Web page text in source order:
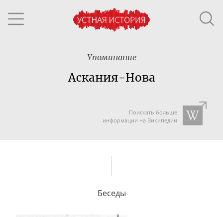
Упоминание
Аскания-Нова
Поискать больше
информации на Википедии
Беседы